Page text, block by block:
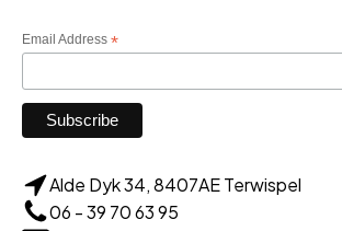
Email Address *
Alde Dyk 34, 8407AE Terwispel
06 - 39 70 63 95